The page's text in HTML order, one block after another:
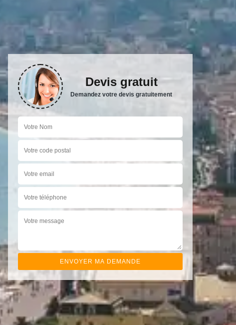
Devis gratuit
Demandez votre devis gratuitement